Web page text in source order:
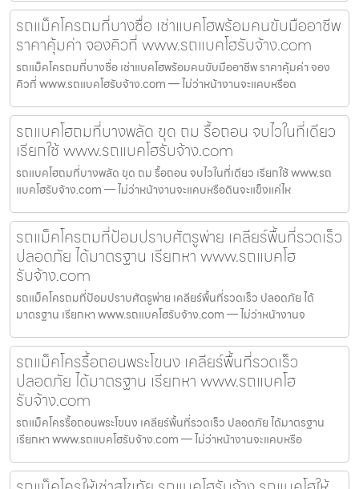
รถแม็คโครถมที่บางซื่อ เช่าแบคโฮพร้อมคนขับมืออาชีพ
ราคาคุ้มค่า จองคิวที่ www.รถแบคโฮรับจ้าง.com
รถแม็คโครถมที่บางซื่อ เช่าแบคโฮพร้อมคนขับมืออาชีพ ราคาคุ้มค่า จอง
คิวที่ www.รถแบคโฮรับจ้าง.com — ไม่ว่าหน้างานจะแคบหรือด
รถแบคโฮถมที่บางพลัด ขุด ถม รื้อถอน จบไวในที่เดียว
เรียกใช้ www.รถแบคโฮรับจ้าง.com
รถแบคโฮถมที่บางพลัด ขุด ถม รื้อถอน จบไวในที่เดียว เรียกใช้ www.รถ
แบคโฮรับจ้าง.com — ไม่ว่าหน้างานจะแคบหรือดินจะแข็งแค่ไห
รถแม็คโครถมที่ป้อมปราบศัตรูพ่าย เคลียร์พื้นที่รวดเร็ว
ปลอดภัย ได้มาตรฐาน เรียกหา www.รถแบคโฮ
รับจ้าง.com
รถแม็คโครถมที่ป้อมปราบศัตรูพ่าย เคลียร์พื้นที่รวดเร็ว ปลอดภัย ได้
มาตรฐาน เรียกหา www.รถแบคโฮรับจ้าง.com — ไม่ว่าหน้างานจ
รถแม็คโครรื้อถอนพระโขนง เคลียร์พื้นที่รวดเร็ว
ปลอดภัย ได้มาตรฐาน เรียกหา www.รถแบคโฮ
รับจ้าง.com
รถแม็คโครรื้อถอนพระโขนง เคลียร์พื้นที่รวดเร็ว ปลอดภัย ได้มาตรฐาน
เรียกหา www.รถแบคโฮรับจ้าง.com — ไม่ว่าหน้างานจะแคบหรือ